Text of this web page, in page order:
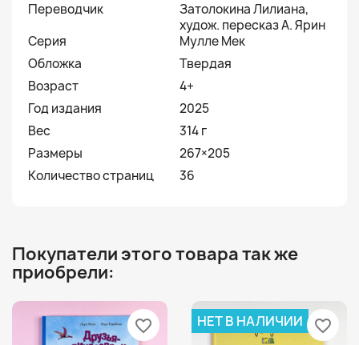
Переводчик
Затолокина Лилиана,
худож. пересказ А. Ярин
Серия
Мулле Мек
Обложка
Твердая
Возраст
4+
Год издания
2025
Вес
314 г
Размеры
267×205
Количество страниц
36
Покупатели этого товара так же
приобрели:
favorite_border НЕТ В НАЛИЧИИ favorite_border